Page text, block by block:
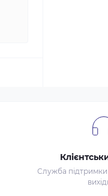
Служба підтримки